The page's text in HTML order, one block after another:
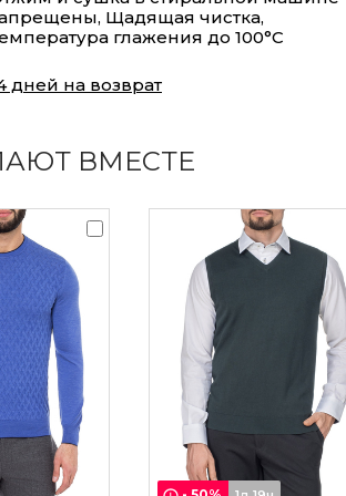
Щадящая чистка,
глажения до 100°С
дней на возврат
ВМЕСТЕ